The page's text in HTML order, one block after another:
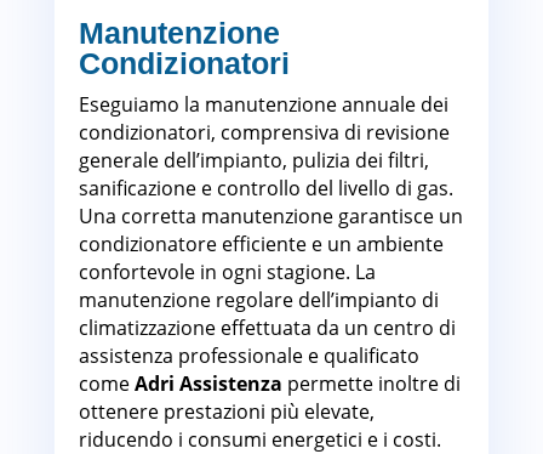
Manutenzione
Condizionatori
Eseguiamo la manutenzione annuale dei
condizionatori, comprensiva di revisione
generale dell’impianto, pulizia dei filtri,
sanificazione e controllo del livello di gas.
Una corretta manutenzione garantisce un
condizionatore efficiente e un ambiente
confortevole in ogni stagione. La
manutenzione regolare dell’impianto di
climatizzazione effettuata da un centro di
assistenza professionale e qualificato
comeAdri Assistenza permette inoltre di
ottenere prestazioni più elevate,
riducendo i consumi energetici e i costi.